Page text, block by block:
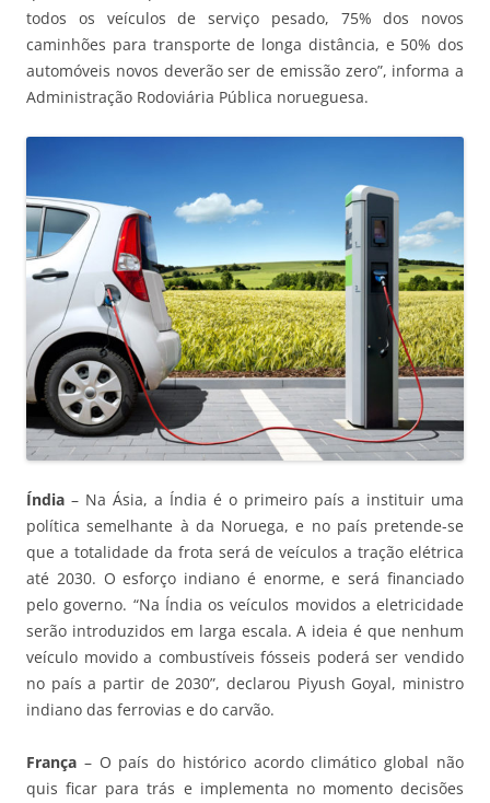
todos os veículos de serviço pesado, 75% dos novos
caminhões para transporte de longa distância, e 50% dos
automóveis novos deverão ser de emissão zero”, informa a
Administração Rodoviária Pública norueguesa.
Índia – Na Ásia, a Índia é o primeiro país a instituir uma
política semelhante à da Noruega, e no país pretende-se
que a totalidade da frota será de veículos a tração elétrica
até 2030. O esforço indiano é enorme, e será financiado
pelo governo. “Na Índia os veículos movidos a eletricidade
serão introduzidos em larga escala. A ideia é que nenhum
veículo movido a combustíveis fósseis poderá ser vendido
no país a partir de 2030”, declarou Piyush Goyal, ministro
indiano das ferrovias e do carvão.
França – O país do histórico acordo climático global não
quis ficar para trás e implementa no momento decisões